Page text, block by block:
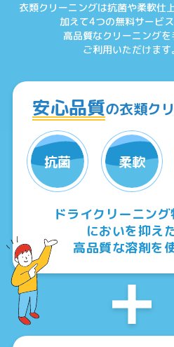
衣類クリーニングは抗菌や柔軟仕
加えて4つの無料サービス
高品質なクリーニングを
ご利用いただけます。
安心品質の衣類ク
抗菌 柔軟
ドライクリーニン
においを抑え
高品質な溶剤を